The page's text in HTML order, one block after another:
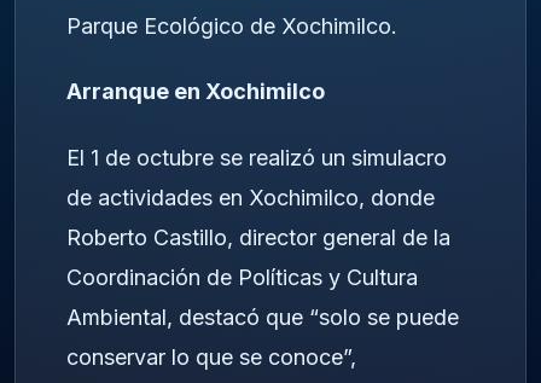
Parque Ecológico de Xochimilco.
Arranque en Xochimilco
El 1 de octubre se realizó un simulacro
de actividades en Xochimilco, donde
Roberto Castillo, director general de la
Coordinación de Políticas y Cultura
Ambiental, destacó que “solo se puede
conservar lo que se conoce”,